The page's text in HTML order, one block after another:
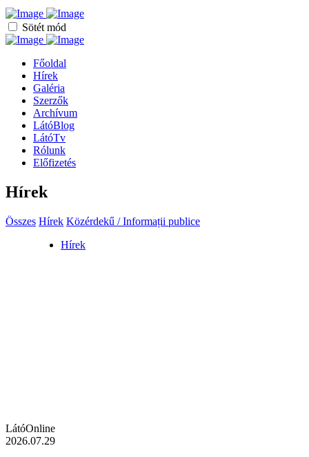
Sötét mód
Főoldal
Hírek
Galéria
Szerzők
Archívum
LátóBlog
LátóTv
Rólunk
Előfizetés
Hírek
Összes Hírek Közérdekű / Informații publice
Hírek
LátóOnline
2026.07.29